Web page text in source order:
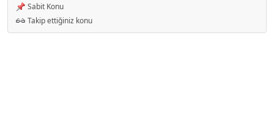
Sabit Konu
Takip ettiğiniz konu